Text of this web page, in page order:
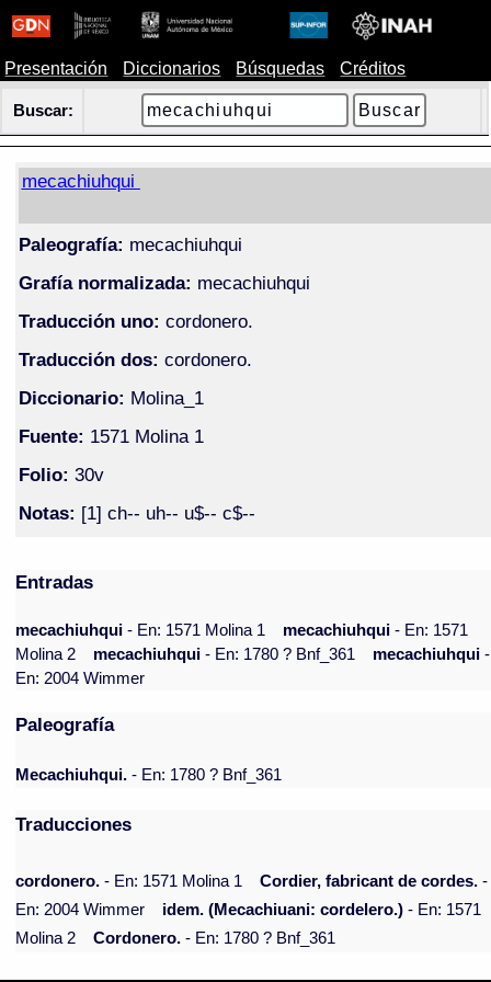
Presentación Diccionarios Búsquedas Créditos
Buscar:
mecachiuhqui
Paleografía: mecachiuhqui
Grafía normalizada: mecachiuhqui
Traducción uno: cordonero.
Traducción dos: cordonero.
Diccionario: Molina_1
Fuente: 1571 Molina 1
Folio: 30v
Notas: [1] ch-- uh-- u$-- c$--
Entradas
mecachiuhqui- En: 1571 Molina 1 mecachiuhqui- En: 1571
Molina 2
mecachiuhqui- En: 1780 ? Bnf_361 mecachiuhqui-
En: 2004 Wimmer
Paleografía
Mecachiuhqui. - En: 1780 ? Bnf_361
Traducciones
cordonero. - En: 1571 Molina 1 Cordier, fabricant de cordes. -
En: 2004 Wimmer
idem. (Mecachiuani: cordelero.) - En: 1571
Molina 2
Cordonero. - En: 1780 ? Bnf_361